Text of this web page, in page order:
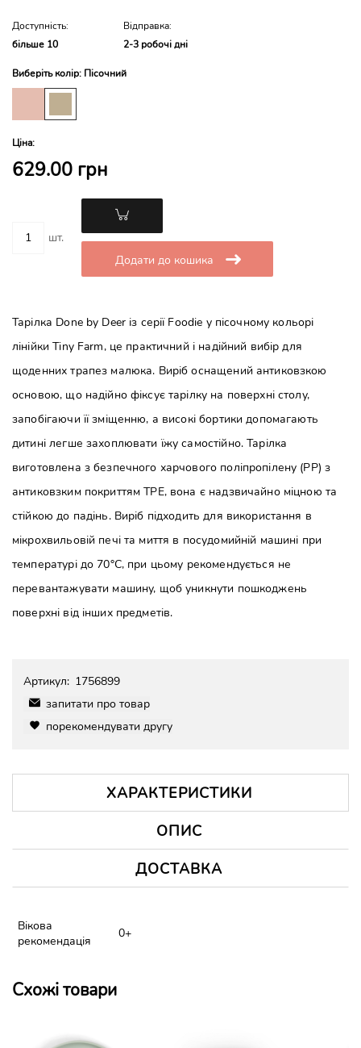
Доступність:
більше 10
Відправка:
2-3 робочі дні
Виберіть колір: Пісочний
Ціна:
629.00 грн
шт.
Додати до кошика
Тарілка Done by Deer із серії Foodie у пісочному кольорі
лінійки Tiny Farm, це практичний і надійний вибір для
щоденних трапез малюка. Виріб оснащений антиковзкою
основою, що надійно фіксує тарілку на поверхні столу,
запобігаючи її зміщенню, а високі бортики допомагають
дитині легше захоплювати їжу самостійно. Тарілка
виготовлена з безпечного харчового поліпропілену (PP) з
антиковзким покриттям TPE, вона є надзвичайно міцною та
стійкою до падінь. Виріб підходить для використання в
мікрохвильовій печі та миття в посудомийній машині при
температурі до 70°C, при цьому рекомендується не
перевантажувати машину, щоб уникнути пошкоджень
поверхні від інших предметів.
Артикул: 1756899
запитати про товар
порекомендувати другу
ХАРАКТЕРИСТИКИ
ОПИС
ДОСТАВКА
Вікова
рекомендація
0+
Схожі товари